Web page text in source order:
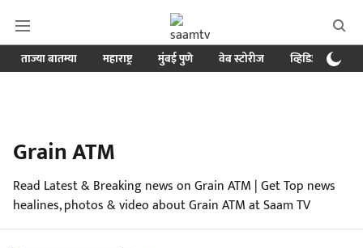
ताज्या बातम्या महाराष्ट्र मुंबई पुणे वेब स्टोरीज व्हिडिओ
Grain ATM
Read Latest & Breaking news on Grain ATM | Get Top news
healines, photos & video about Grain ATM at Saam TV